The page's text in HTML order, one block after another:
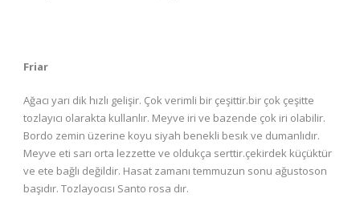
Friar
Ağacı yarı dik hızlı gelişir. Çok verimli bir çeşittir.bir çok çeşitte
tozlayıcı olarakta kullanlır. Meyve iri ve bazende çok iri olabilir.
Bordo zemin üzerine koyu siyah benekli besık ve dumanlıdır.
Meyve eti sarı orta lezzette ve oldukça serttir.çekirdek küçüktür
ve ete bağlı değildir. Hasat zamanı temmuzun sonu ağustoson
başıdır. Tozlayocısı Santo rosa dır.